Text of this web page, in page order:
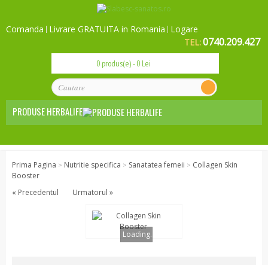
Comanda Livrare GRATUITA in Romania Logare
TEL:0740.209.427
0 produs(e) - 0 Lei
PRODUSE HERBALIFE
Zi de zi
Mic dejun sanatos
Gustari sanatoase
Prima Pagina > Nutritie specifica > Sanatatea femeii > Collagen Skin
Booster
« Precedentul
Urmatorul »
Loading...